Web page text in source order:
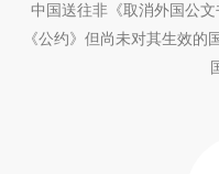
中国送往非《取消外国公
《公约》但尚未对其生效